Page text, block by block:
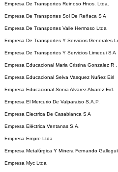
Empresa De Transportes Reinoso Hnos. Ltda.
Empresa De Transportes Sol De Reñaca S A
Empresa De Transportes Valle Hermoso Ltda
Empresa De Transportes Y Servicios Generales
Empresa De Transportes Y Servicios Limequi S A
Empresa Educacional Maria Cristina Gonzalez R .
Empresa Educacional Selva Vasquez Nuñez Eirl
Empresa Educacional Sonia Alvarez Alvarez Eirl.
Empresa El Mercurio De Valparaiso S.A.P.
Empresa Electrica De Casablanca S A
Empresa Eléctrica Ventanas S.A.
Empresa Empre Ltda
Empresa Metalúrgica Y Minera Fernando
Empresa Myc Ltda